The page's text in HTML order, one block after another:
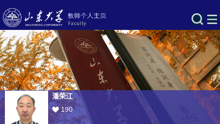
潘荣江
190